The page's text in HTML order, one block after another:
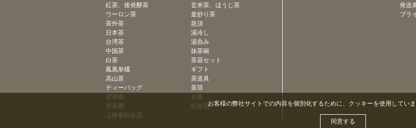
紅茶、後発酵茶
ウーロン茶
茶外茶
日本茶
台湾茶
中国茶
白茶
鳳凰単欉
高山茶
ティーバッグ
碧翠園
芳香園
上林春松本店
玄米茶、ほうじ茶
釜炒り茶
急須
湯冷し
湯呑み
抹茶碗
茶器セット
ギフト
茶道具
茶筒
お香
松栄堂
発送
プラ
お客様の弊社サイトでの内容を個別化するために、クッキーを使用していま
同意する